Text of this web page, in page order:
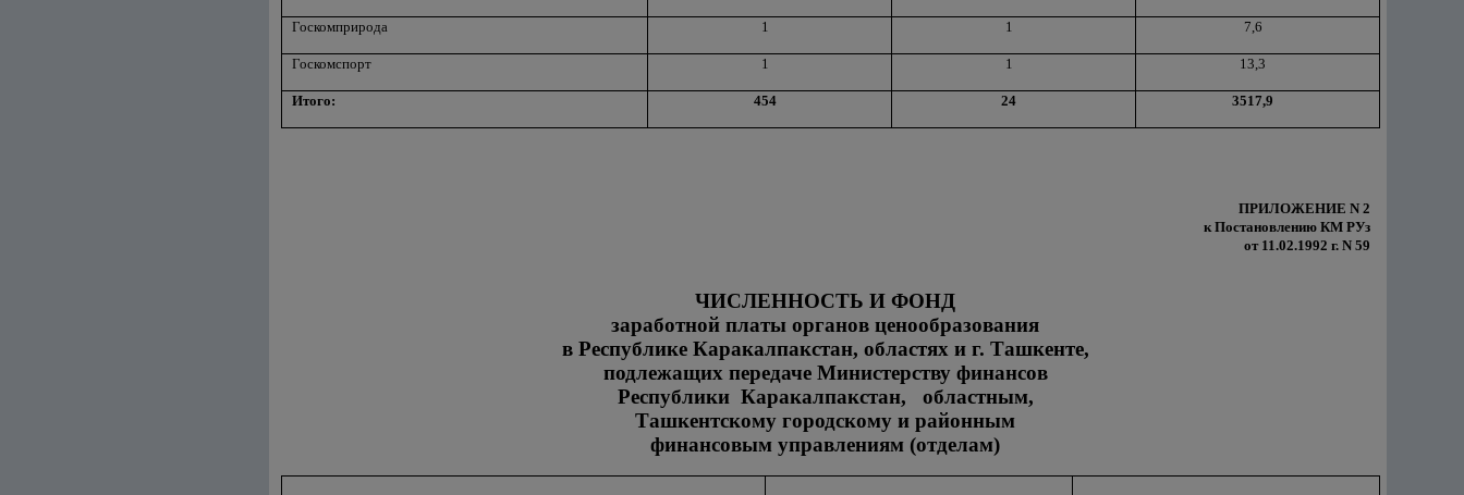
Госкомприрода 1 1 7,6
Госкомспорт 1 1 13,3
Итого: 454 24 3517,9
ПРИЛОЖЕНИЕ N 2
к Постановлению КМ РУз
от 11.02.1992 г. N 59
ЧИСЛЕННОСТЬ И ФОНД
заработной платы органов ценообразования
в Республике Каракалпакстан, областях и г. Ташкенте,
подлежащих передаче Министерству финансов
Республики Каракалпакстан, областным,
Ташкентскому городскому и районным
финансовым управлениям (отделам)